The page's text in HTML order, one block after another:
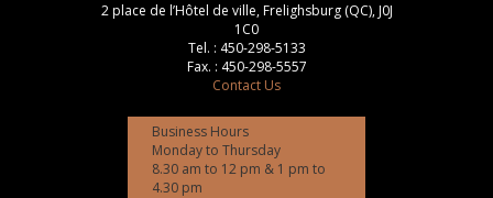
2 place de l’Hôtel de ville, Frelighsburg (QC), J0J
1C0
Tel. : 450-298-5133
Fax. : 450-298-5557
Contact Us
Business Hours
Monday to Thursday
8.30 am to 12 pm & 1 pm to
4.30 pm